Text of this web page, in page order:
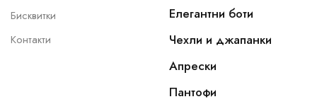
Бисквитки
Контакти
Елегантни боти
Чехли и джапанки
Апрески
Пантофи